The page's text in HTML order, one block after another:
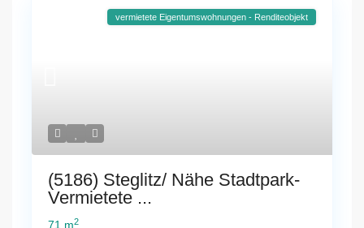
vermietete Eigentumswohnungen - Renditeobjekt
(5186) Steglitz/ Nähe Stadtpark-
Vermietete ...
71 m2